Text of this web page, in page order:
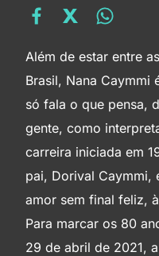
Sargaço mar
Sábado em
Fora de hora
Chove lá fora
Além de estar entre
Brasil, Nana Caymmi
só fala o que pensa,
gente, como
carreira iniciada em
pai, Dorival Caymmi,
amor sem final feliz,
Para marcar os 80
29 de abril de 2021,